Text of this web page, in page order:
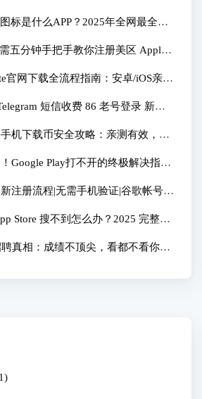
区Apple ID充值，无需信用卡、储
标是什么APP？2025年全网最全解
五分钟手把手教你注册美区 Apple I
官网下载全流程指南：安卓/iOS亲测
题 短信收费 86 老号登录 新号
机下载币安全攻略：亲测有效，一
Google Play打不开的终极解决指
全流程搞定
注册流程|无需手机验证|谷歌帐号自
箱|Gmail注册教程
Store 搜不到怎么办？2025 完整版
真相：成绩不顶尖，看都不看你一